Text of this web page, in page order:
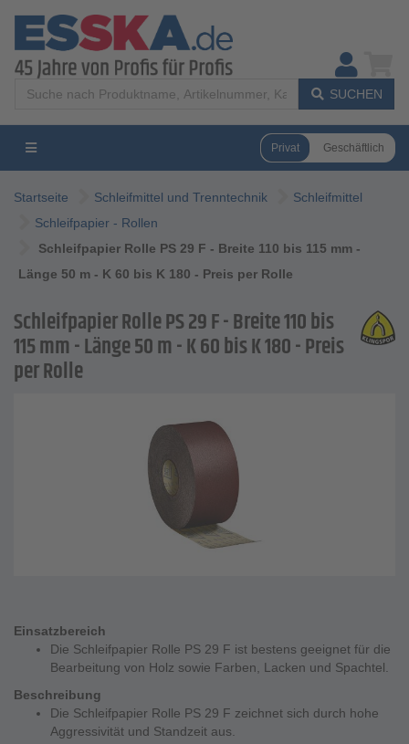
SUCHEN
Privat Geschäftlich
Startseite Schleifmittel und Trenntechnik
Schleifmittel
Schleifpapier - Rollen
Schleifpapier Rolle PS 29 F - Breite 110 bis 115 mm -
Länge 50 m - K 60 bis K 180 - Preis per Rolle
Schleifpapier Rolle PS 29 F - Breite 110 bis
115 mm - Länge 50 m - K 60 bis K 180 - Preis
per Rolle
Einsatzbereich
Die Schleifpapier Rolle PS 29 F ist bestens geeignet für die
Bearbeitung von Holz sowie Farben, Lacken und Spachtel.
Beschreibung
Die Schleifpapier Rolle PS 29 F zeichnet sich durch hohe
Aggressivität und Standzeit aus.